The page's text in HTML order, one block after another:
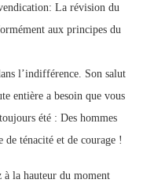
La révision du
aux principes du
l’indifférence. Son salut
entière a besoin que vous
été : Des hommes
de ténacité et de courage !
à la hauteur du moment